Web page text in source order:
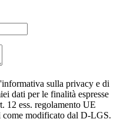
sulla privacy e di
dati per le finalità espresse
12 ess. regolamento UE
modificato dal D-LGS.